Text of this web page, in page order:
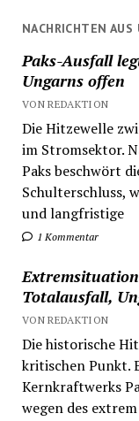
NACHRICHTEN AUS
Paks-Ausfall
Ungarns offen
VON REDAKTION
Die Hitzewelle
im Stromsektor.
Paks beschwört
Schulterschluss,
und langfristige
1 Kommentar
Totalausfall,
VON REDAKTION
Die historische
kritischen Punkt.
Kernkraftwerks
wegen des